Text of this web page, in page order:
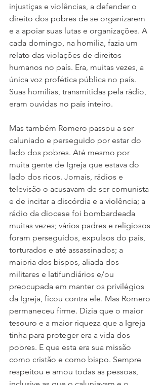
injustiças e violências, a defender o
direito dos pobres de se organizarem
e a apoiar suas lutas e organizações. A
cada domingo, na homilia, fazia um
relato das violações de direitos
humanos no país. Era, muitas vezes, a
única voz profética pública no país.
Suas homilias, transmitidas pela rádio,
eram ouvidas no país inteiro.
Mas também Romero passou a ser
caluniado e perseguido por estar do
lado dos pobres. Até mesmo por
muita gente de Igreja que estava do
lado dos ricos. Jornais, rádios e
televisão o acusavam de ser comunista
e de incitar a discórdia e a violência; a
rádio da diocese foi bombardeada
muitas vezes; vários padres e religiosos
foram perseguidos, expulsos do país,
torturados e até assassinados; a
maioria dos bispos, aliada dos
militares e latifundiários e/ou
preocupada em manter os privilégios
da Igreja, ficou contra ele. Mas Romero
permaneceu firme. Dizia que o maior
tesouro e a maior riqueza que a Igreja
tinha para proteger era a vida dos
pobres. E que esta era sua missão
como cristão e como bispo. Sempre
respeitou e amou todas as pessoas,